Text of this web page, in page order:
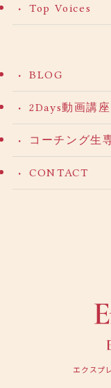
Top Voices
BLOG
2Days動画講座
コーチング生
CONTACT
エクスプ